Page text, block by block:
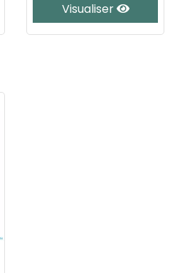
Visualiser